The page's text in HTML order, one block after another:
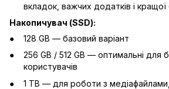
вкладок, важчих додатків і кращої
Накопичувач (SSD):
128 GB — базовий варіант
256 GB / 512 GB — оптимальні для
користувачів
1 TB — для роботи з